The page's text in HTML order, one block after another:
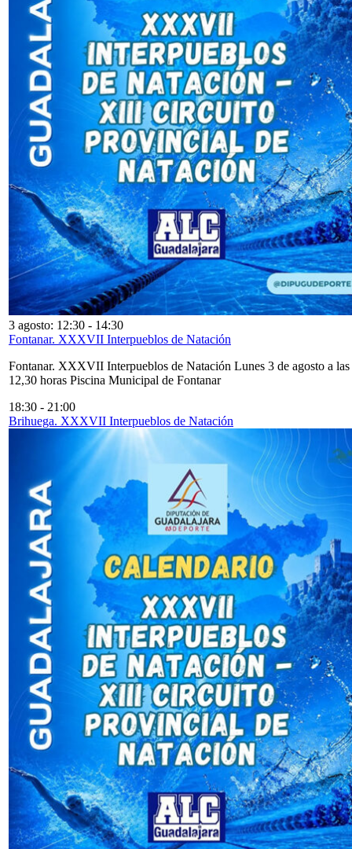
3 agosto: 12:30 - 14:30
Fontanar. XXXVII Interpueblos de Natación
Fontanar. XXXVII Interpueblos de Natación Lunes 3 de agosto a las
12,30 horas Piscina Municipal de Fontanar
18:30 - 21:00
Brihuega. XXXVII Interpueblos de Natación